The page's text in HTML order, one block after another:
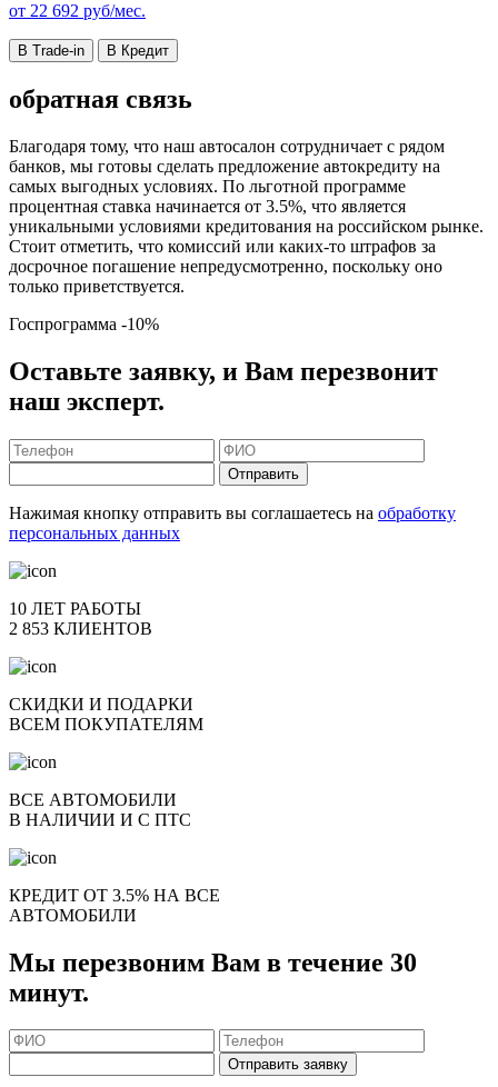
от 22 692 руб/мес.
В Trade-in В Кредит
обратная связь
Благодаря тому, что наш автосалон сотрудничает с рядом
банков, мы готовы сделать предложение автокредиту на
самых выгодных условиях. По льготной программе
процентная ставка начинается от 3.5%, что является
уникальными условиями кредитования на российском рынке.
Стоит отметить, что комиссий или каких-то штрафов за
досрочное погашение непредусмотренно, поскольку оно
только приветствуется.
Госпрограмма -10%
Оставьте заявку, и Вам перезвонит
наш эксперт.
Отправить
Нажимая кнопку отправить вы соглашаетесь на обработку
персональных данных
10 ЛЕТ РАБОТЫ
2 853 КЛИЕНТОВ
СКИДКИ И ПОДАРКИ
ВСЕМ ПОКУПАТЕЛЯМ
ВСЕ АВТОМОБИЛИ
В НАЛИЧИИ И С ПТС
КРЕДИТ ОТ 3.5% НА ВСЕ
АВТОМОБИЛИ
Мы перезвоним Вам в течение 30
минут.
Отправить заявку